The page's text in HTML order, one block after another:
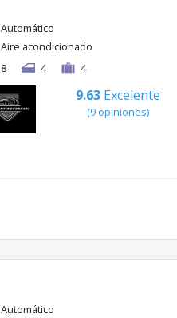
Automático
Aire acondicionado
8
4 4
9.63 Excelente
(9 opiniones)
Automático